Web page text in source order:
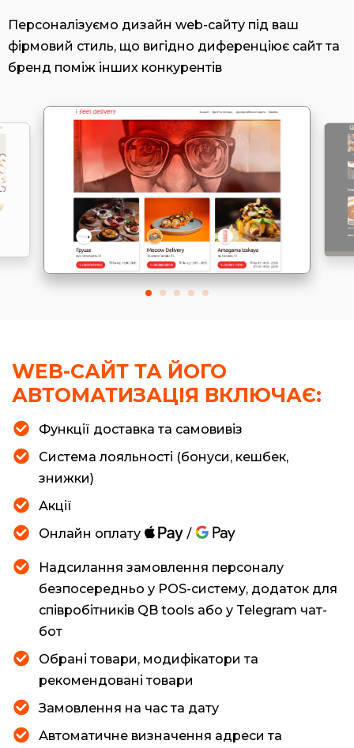
Персоналізуємо дизайн web-сайту під ваш
фірмовий стиль, що вигідно диференціює сайт та
бренд поміж інших конкурентів
WEB-САЙТ ТА ЙОГО
АВТОМАТИЗАЦІЯ ВКЛЮЧАЄ:
Функції доставка та самовивіз
Система лояльності (бонуси, кешбек,
знижки)
Акції
Онлайн оплату
Надсилання замовлення персоналу
безпосередньо у POS-систему, додаток для
співробітників QB tools або у Telegram чат-
бот
Обрані товари, модифікатори та
рекомендовані товари
Замовлення на час та дату
Автоматичне визначення адреси та